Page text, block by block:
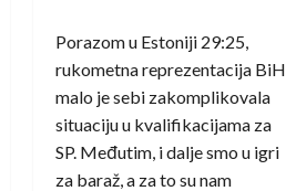
Porazom u Estoniji 29:25,
rukometna reprezentacija BiH
malo je sebi zakomplikovala
situaciju u kvalifikacijama za
SP. Međutim, i dalje smo u igri
za baraž, a za to su nam